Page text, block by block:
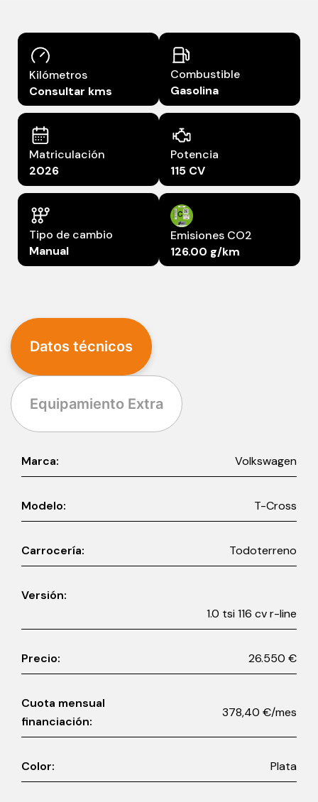
Kilómetros
Consultar kms
Combustible
Gasolina
Matriculación
2026
Potencia
115 CV
Tipo de cambio
Manual
Emisiones CO2
126.00 g/km
Datos técnicos
Equipamiento Extra
Marca: Volkswagen
Modelo: T-Cross
Carrocería: Todoterreno
Versión:
1.0 tsi 116 cv r-line
Precio: 26.550 €
Cuota mensual
financiación:
378,40 €/mes
Color: Plata